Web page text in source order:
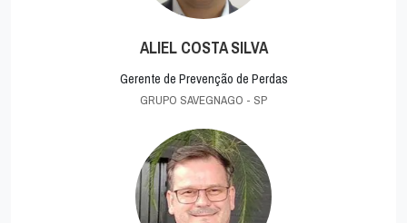
ALIEL COSTA SILVA
Gerente de Prevenção de Perdas
GRUPO SAVEGNAGO - SP